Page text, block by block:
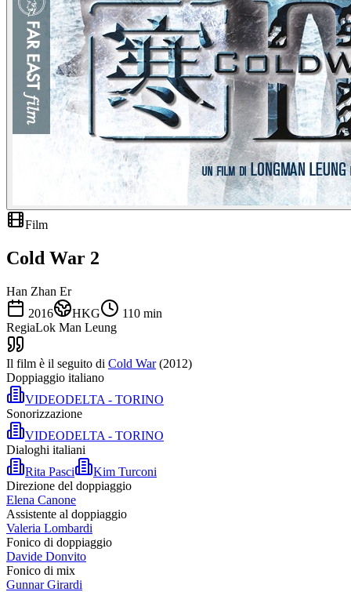
Film
Cold War 2
Han Zhan Er
2016
HKG 110 min
RegiaLok Man Leung
Il film è il seguito di Cold War(2012)
Doppiaggio italiano
VIDEODELTA - TORINO
Sonorizzazione
VIDEODELTA - TORINO
Dialoghi italiani
Rita Pasci
Kim Turconi
Direzione del doppiaggio
Elena Canone
Assistente al doppiaggio
Valeria Lombardi
Fonico di doppiaggio
Davide Donvito
Fonico di mix
Gunnar Girardi